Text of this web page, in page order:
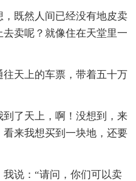
既然人间已经没有地皮卖
卖呢？就像住在天堂里一
天上的车票，带着五十万
了天上，啊！没想到，来
来我想买到一块地，还要
说：“请问，你们可以卖